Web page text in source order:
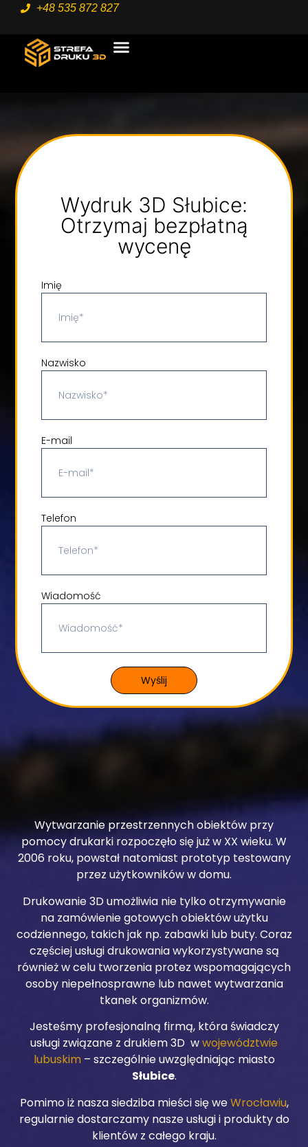
+48 535 872 827
Wytwarzanie przestrzennych obiektów przy
pomocy drukarki rozpoczęło się już w XX wieku. W
2006 roku, powstał natomiast prototyp testowany
przez użytkowników w domu.
Drukowanie 3D umożliwia nie tylko otrzymywanie
na zamówienie gotowych obiektów użytku
codziennego, takich jak np. zabawki lub buty. Coraz
częściej usługi drukowania wykorzystywane są
również w celu tworzenia protez wspomagających
osoby niepełnosprawne lub nawet wytwarzania
tkanek organizmów.
Jesteśmy profesjonalną firmą, która świadczy
usługi związane z drukiem 3D wwojewództwie
lubuskim – szczególnie uwzględniając miasto
Słubice.
Pomimo iż nasza siedziba mieści się weWrocławiu,
regularnie dostarczamy nasze usługi i produkty do
klientów z całego kraju.
Wydruk 3D Słubice:
Otrzymaj bezpłatną
wycenę
Imię
Nazwisko
E-mail
Telefon
Wiadomość
Wyślij